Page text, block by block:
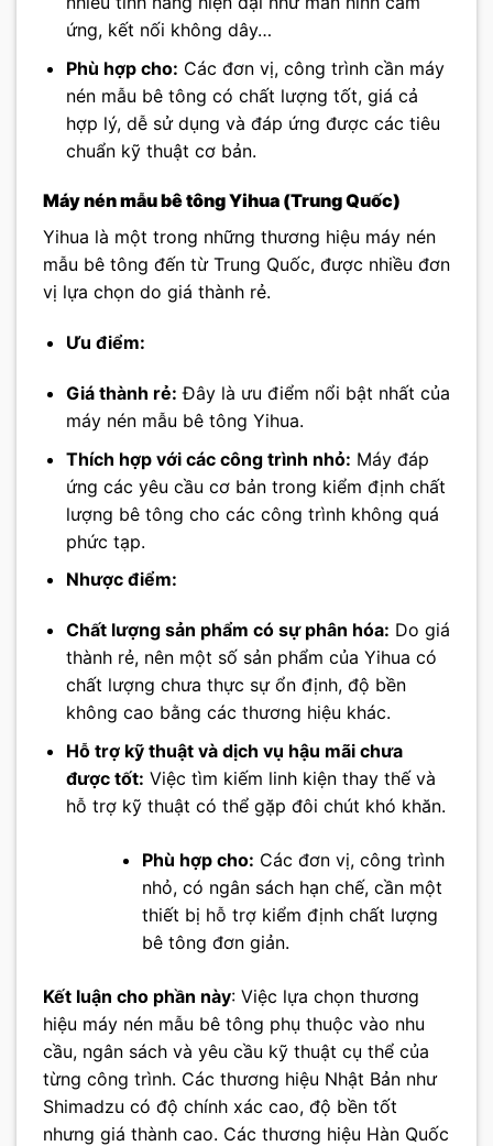
ứng, kết nối không dây…
Phù hợp cho: Các đơn vị, công trình cần máy
nén mẫu bê tông có chất lượng tốt, giá cả
hợp lý, dễ sử dụng và đáp ứng được các tiêu
chuẩn kỹ thuật cơ bản.
Máy nén mẫu bê tông Yihua (Trung Quốc)
Yihua là một trong những thương hiệu máy nén
mẫu bê tông đến từ Trung Quốc, được nhiều đơn
vị lựa chọn do giá thành rẻ.
Ưu điểm:
Giá thành rẻ: Đây là ưu điểm nổi bật nhất của
máy nén mẫu bê tông Yihua.
Thích hợp với các công trình nhỏ: Máy đáp
ứng các yêu cầu cơ bản trong kiểm định chất
lượng bê tông cho các công trình không quá
phức tạp.
Nhược điểm:
Chất lượng sản phẩm có sự phân hóa: Do giá
thành rẻ, nên một số sản phẩm của Yihua có
chất lượng chưa thực sự ổn định, độ bền
không cao bằng các thương hiệu khác.
Hỗ trợ kỹ thuật và dịch vụ hậu mãi chưa
được tốt: Việc tìm kiếm linh kiện thay thế và
hỗ trợ kỹ thuật có thể gặp đôi chút khó khăn.
Phù hợp cho: Các đơn vị, công trình
nhỏ, có ngân sách hạn chế, cần một
thiết bị hỗ trợ kiểm định chất lượng
bê tông đơn giản.
Kết luận cho phần này: Việc lựa chọn thương
hiệu máy nén mẫu bê tông phụ thuộc vào nhu
cầu, ngân sách và yêu cầu kỹ thuật cụ thể của
từng công trình. Các thương hiệu Nhật Bản như
Shimadzu có độ chính xác cao, độ bền tốt
nhưng giá thành cao. Các thương hiệu Hàn Quốc